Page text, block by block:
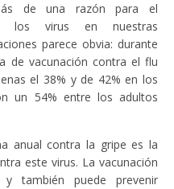
de una razón para el
los virus en nuestras
parece obvia: durante
de vacunación contra el flu
el 38% y de 42% en los
un 54% entre los adultos
anual contra la gripe es la
este virus. La vacunación
también puede prevenir